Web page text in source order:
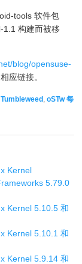
tools 软件包
1.1 构建而被移
blog/opensuse-
应链接。
,oSTw 每
Kernel
5.79.0
Kernel 5.10.5 和
Kernel 5.10.1 和
Kernel 5.9.14 和